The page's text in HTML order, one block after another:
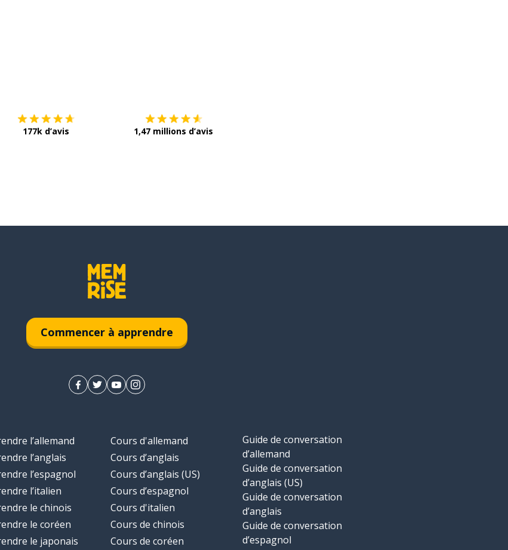
177k d’avis 1,47 millions d’avis
Commencer à apprendre
l’allemand
l’anglais
l’espagnol
l’italien
le chinois
le coréen
le japonais
Cours d'allemand
Cours d’anglais
Cours d’anglais (US)
Cours d’espagnol
Cours d'italien
Cours de chinois
Cours de coréen
Guide de conversation
d’allemand
Guide de conversation
d’anglais (US)
Guide de conversation
d’anglais
Guide de conversation
d’espagnol